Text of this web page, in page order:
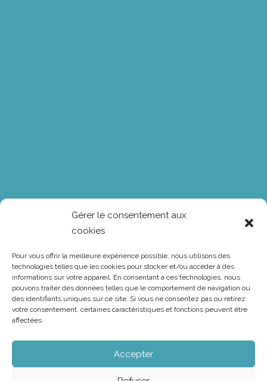
Gérer le consentement aux
cookies
Pour vous offrir la meilleure expérience possible, nous utilisons des
technologies telles que les cookies pour stocker et/ou accéder à des
informations sur votre appareil. En consentant à ces technologies, nous
pouvons traiter des données telles que le comportement de navigation ou
des identifiants uniques sur ce site. Si vous ne consentez pas ou retirez
votre consentement, certaines caractéristiques et fonctions peuvent être
affectées.
Accepter
Tour virtuel
Envie de découvrir nos maisons modulaires ? Vous
créations. Grâce à notre visite virtuelle, il est possible
de pénétrer à l’intérieur et, sans véritable visite, d’entrer
en contact avec l’espace.